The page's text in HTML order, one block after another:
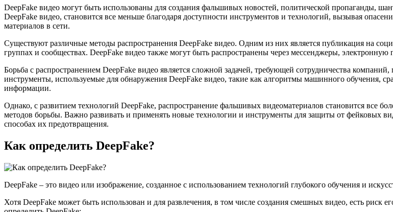
DeepFake видео могут быть использованы для создания фальшивых новостей, политической пропаганды,
DeepFake видео, становится все меньше благодаря доступности инструментов и технологий, вызывая
материалов в сети.
Существуют различные методы распространения DeepFake видео. Одним из них является публикация на
группах и сообществах. DeepFake видео также могут быть распространены через мессенджеры,
Борьба с распространением DeepFake видео является сложной задачей, требующей сотрудничества
инструменты, используемые для обнаружения DeepFake видео, такие как алгоритмы машинного обучения,
информации.
Однако, с развитием технологий DeepFake, распространение фальшивых видеоматериалов становится все
методов борьбы. Важно развивать и применять новые технологии и инструменты для защиты от фейковых
способах их предотвращения.
Как определить DeepFake?
DeepFake – это видео или изображение, созданное с использованием технологий глубокого обучения и
Хотя DeepFake может быть использован и для развлечения, в том числе создания смешных видео, есть риск